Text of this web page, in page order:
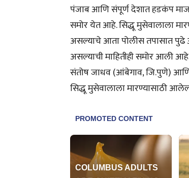
पंजाब आणि संपूर्ण देशात हडकंप
समोर येत आहे. सिद्धू मुसेवालाला
असल्याचे आता पोलीस तपासात पुढे
असल्याची माहितीही समोर आली
संतोष जाधव (आंबेगाव, जि.पुणे) आणि
सिद्धू मुसेवालाला मारण्यासाठी